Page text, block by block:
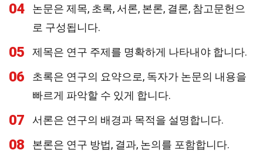
04
논문은 제목, 초록, 서론, 본론, 결론, 참고문헌으
로 구성됩니다.
05 제목은 연구 주제를 명확하게 나타내야 합니다.
06
초록은 연구의 요약으로, 독자가 논문의 내용을
빠르게 파악할 수 있게 합니다.
07 서론은 연구의 배경과 목적을 설명합니다.
08 본론은 연구 방법, 결과, 논의를 포함합니다.